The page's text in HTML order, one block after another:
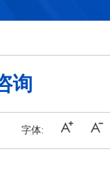
询
字体: